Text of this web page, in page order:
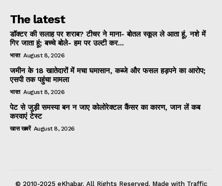
The latest
डॉक्टर की सलाह पर शराब? टीचर ने माना- बोतल स्कूल ले आता हूं, नशे में
गिर जाता हूं; बच्चे बोले- हम पर उल्टी कर...
भारत August 8, 2026
जमीन के 18 खातेदारों में मचा घमासान, कब्जे और फसल हड़पने का आरोप;
एसपी तक पहुंचा मामला
भारत August 8, 2026
पेट से जुड़ी समस्या बन न जाए कोलोरेक्टल कैंसर का कारण, जान लें कब
करवाएं टेस्ट
खास खबरें August 8, 2026
© 2010-2025 eKhabar. All Rights Reserved. Made with Traffic